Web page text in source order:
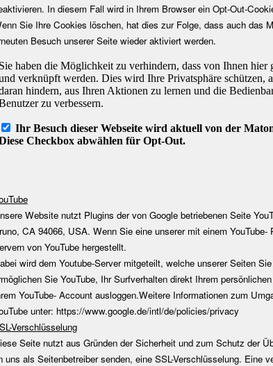
In diesem Fall wird in Ihrem Browser ein Opt-Out-
Sie Ihre Cookies löschen, hat dies zur Folge, dass auch das
Besuch unserer Seite wieder aktiviert werden.
Website nutzt Plugins der von Google betriebenen Seite
CA 94066, USA. Wenn Sie eine unserer mit einem
von YouTube hergestellt.
wird dem Youtube-Server mitgeteilt, welche unserer Seiten
Sie YouTube, Ihr Surfverhalten direkt Ihrem
YouTube- Account ausloggen.Weitere Informationen zum
unter: https://www.google.de/intl/de/policies/privacy
Verschlüsselung
Seite nutzt aus Gründen der Sicherheit und zum Schutz der
uns als Seitenbetreiber senden, eine SSL-Verschlüsselung. Eine